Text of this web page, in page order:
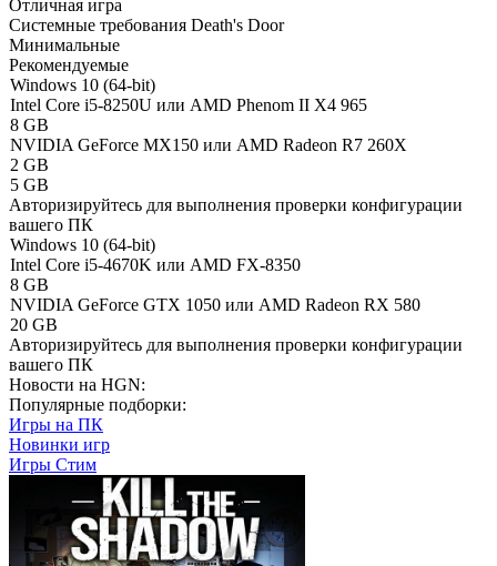
Отличная игра
Системные требования Death's Door
Минимальные
Рекомендуемые
Windows 10 (64-bit)
Intel Core i5-8250U или AMD Phenom II X4 965
8 GB
NVIDIA GeForce MX150 или AMD Radeon R7 260X
2 GB
5 GB
Авторизируйтесь для выполнения проверки конфигурации
вашего ПК
Windows 10 (64-bit)
Intel Core i5-4670K или AMD FX-8350
8 GB
NVIDIA GeForce GTX 1050 или AMD Radeon RX 580
20 GB
Авторизируйтесь для выполнения проверки конфигурации
вашего ПК
Новости на HGN:
Популярные подборки:
Игры на ПК
Новинки игр
Игры Стим